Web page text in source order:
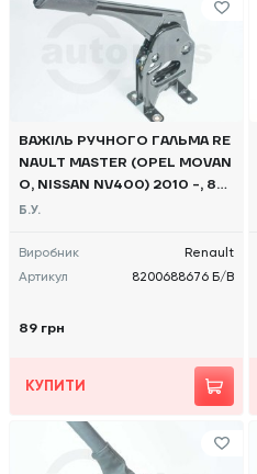
ВАЖІЛЬ РУЧНОГО ГАЛЬМА RE
NAULT MASTER (OPEL MOVAN
O, NISSAN NV400) 2010 -, 82
00688676 Б/В
Б.У.
Виробник
Renault
Артикул
8200688676 Б/В
89 грн
КУПИТИ